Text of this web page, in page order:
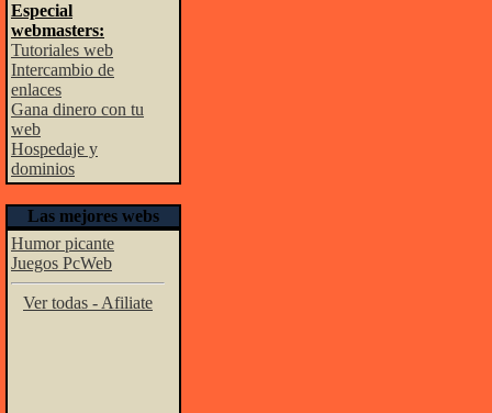
Especial
webmasters:
Tutoriales web
Intercambio de
enlaces
Gana dinero con tu
web
Hospedaje y
dominios
Las mejores webs
Humor picante
Juegos PcWeb
Ver todas - Afiliate